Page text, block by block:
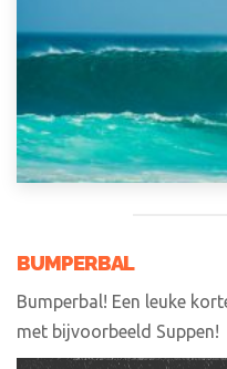
BUMPERBAL
Bumperbal! Een leuke
met bijvoorbeeld Suppen!